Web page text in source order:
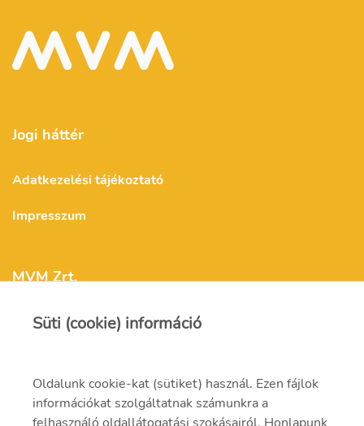
Jogi háttér
Adatkezelési tájékoztató
Impresszum
MVM Zrt.
1031 Budapest,
Szentendrei út 207-209.
Süti (cookie) információ
Oldalunk cookie-kat (sütiket) használ. Ezen fájlok
információkat szolgáltatnak számunkra a